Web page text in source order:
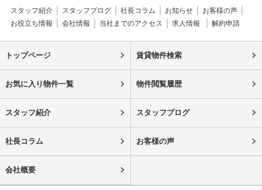
スタッフ紹介 スタッフブログ 社長コラム お知らせ
お客様の声
お役立ち情報
会社情報 当社までのアクセス 求人情報 解約申請
トップページ 賃貸物件検索
お気に入り物件一覧 物件閲覧履歴
スタッフ紹介 スタッフブログ
社長コラム お客様の声
会社概要